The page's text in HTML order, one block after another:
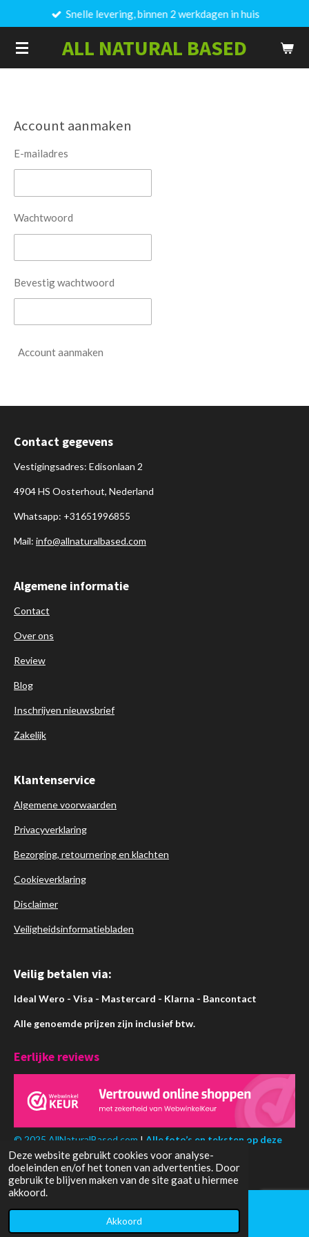
Deze website gebruikt cookies voor analyse-
doeleinden en/of het tonen van advertenties. Door
gebruik te blijven maken van de site gaat u hiermee
akkoord.
Akkoord
direct
naar
ALL NATURAL BASED
Snelle levering, binnen 2 werkdagen in huis
Account aanmaken
E-mailadres
Wachtwoord
Bevestig wachtwoord
Account aanmaken
Contact gegevens
Vestigingsadres: Edisonlaan 2
4904 HS Oosterhout, Nederland
Whatsapp: +31651996855
Mail: info@allnaturalbased.com
Algemene informatie
Contact
Over ons
Review
Blog
Inschrijven nieuwsbrief
Zakelijk
Klantenservice
Algemene voorwaarden
Privacyverklaring
Bezorging, retournering en klachten
Cookieverklaring
Disclaimer
Veiligheidsinformatiebladen
Veilig betalen via:
Ideal Wero - Visa - Mastercard - Klarna - Bancontact
Alle genoemde prijzen zijn inclusief btw.
Eerlijke reviews
© 2025 AllNaturalBased.com I Alle foto’s en teksten op deze
website zijn eigendom van AllNaturalBased.com
WhatsApp